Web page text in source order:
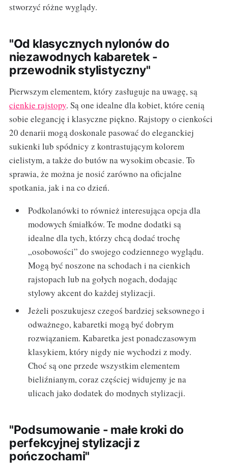
stworzyć różne wyglądy.
"Od klasycznych nylonów do
niezawodnych kabaretek -
przewodnik stylistyczny"
Pierwszym elementem, który zasługuje na uwagę, są
cienkie rajstopy. Są one idealne dla kobiet, które cenią
sobie elegancję i klasyczne piękno. Rajstopy o cienkości
20 denarii mogą doskonale pasować do eleganckiej
sukienki lub spódnicy z kontrastującym kolorem
cielistym, a także do butów na wysokim obcasie. To
sprawia, że można je nosić zarówno na oficjalne
spotkania, jak i na co dzień.
Podkolanówki to również interesująca opcja dla
modowych śmiałków. Te modne dodatki są
idealne dla tych, którzy chcą dodać trochę
„osobowości” do swojego codziennego wyglądu.
Mogą być noszone na schodach i na cienkich
rajstopach lub na gołych nogach, dodając
stylowy akcent do każdej stylizacji.
Jeżeli poszukujesz czegoś bardziej seksownego i
odważnego, kabaretki mogą być dobrym
rozwiązaniem. Kabaretka jest ponadczasowym
klasykiem, który nigdy nie wychodzi z mody.
Choć są one przede wszystkim elementem
bieliźnianym, coraz częściej widujemy je na
ulicach jako dodatek do modnych stylizacji.
"Podsumowanie - małe kroki do
perfekcyjnej stylizacji z
pończochami"